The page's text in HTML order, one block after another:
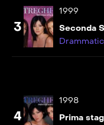
S07E14
Il principe dei
ladri
3
1999
Seconda
4
1998
Prima